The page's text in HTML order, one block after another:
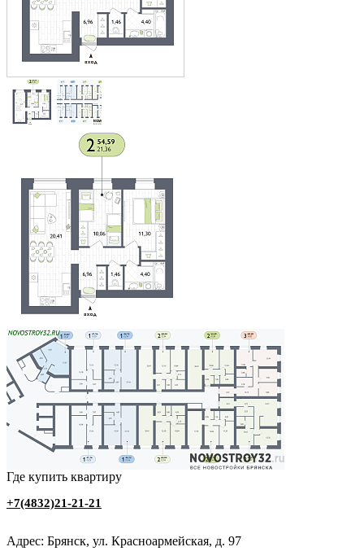
Где купить квартиру
+7(4832)21-21-21
Адрес: Брянск, ул. Красноармейская, д. 97